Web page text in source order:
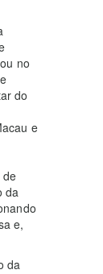
no
do
e
de
da
e,
da